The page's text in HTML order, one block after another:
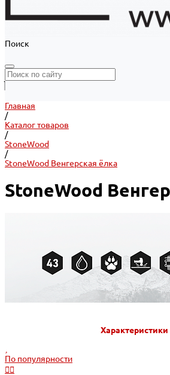
Поиск
Главная
/
Каталог товаров
/
StoneWood
/
StoneWood Венгерская ёлка
StoneWood
Характеристики
По популярности